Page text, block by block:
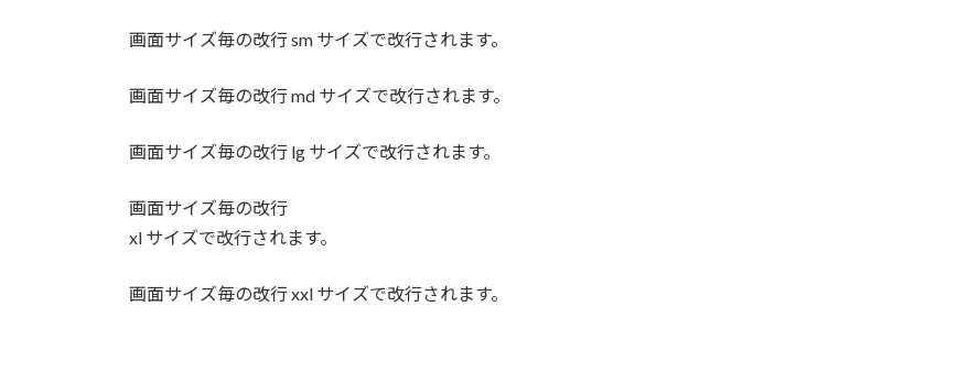
画面サイズ毎の改行sm サイズで改行されます。
画面サイズ毎の改行md サイズで改行されます。
画面サイズ毎の改行 lg サイズで改行されます。
画面サイズ毎の改行
xl サイズで改行されます。
画面サイズ毎の改行xxl サイズで改行されます。